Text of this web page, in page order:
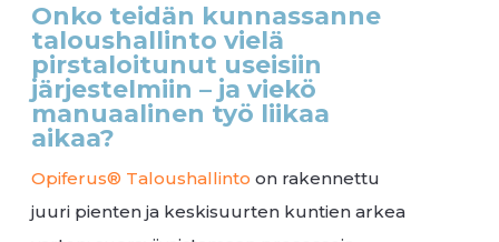
Onko teidän kunnassanne
taloushallinto vielä
pirstaloitunut useisiin
järjestelmiin – ja viekö
manuaalinen työ liikaa
aikaa?
Opiferus® Taloushallinto on rakennettu
juuri pienten ja keskisuurten kuntien arkea